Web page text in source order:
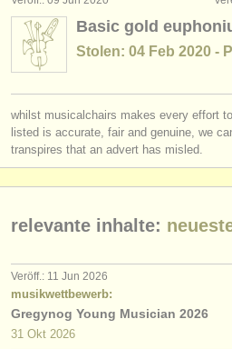
gestohlene instrumente
verzeichnisse:
orchester
musikhochschulen
kontakt
rss feeds
degree courses: baritone horn
musikwettbewerbe: euphonium
Basic gold
Stolen: 04 Feb 2020 -
whilst musicalchairs makes every effort
listed is accurate, fair and genuine, we
transpires that an advert has misled.
relevante inhalte:
Veröff.: 11 Jun 2026
musikwettbewerb:
Gregynog Young Musician 2026
31 Okt 2026